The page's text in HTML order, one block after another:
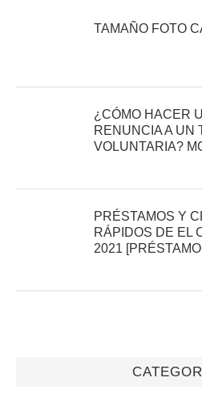
¿CÓMO HACER
RENUNCIA A UN
VOLUNTARIA?
PRÉSTAMOS Y
RÁPIDOS DE EL
2021